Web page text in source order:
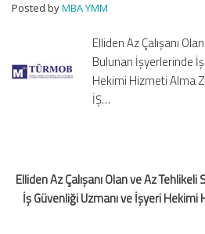
Az
Sınıfta
Bulunan
İşyerlerinde
İş
Hekimi
Hizmeti
Posted byMBA YMM
Elliden Az Çalışanı
Bulunan İşyerlerinde
Hekimi Hizmeti Alma
İŞ…
Elliden Az Çalışanı Olan ve Az
İş Güvenliği Uzmanı ve İşyeri